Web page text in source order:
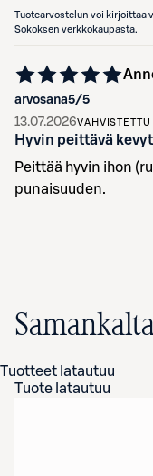
Tuotearvostelun voi kirjoittaa
Sokoksen verkkokaupasta.
arvosana5/5
13.07.2026VAHVISTETTU
Hyvin peittävä
Peittää hyvin ihon
punaisuuden.
Tuotteet latautuu
Tuote latautuu